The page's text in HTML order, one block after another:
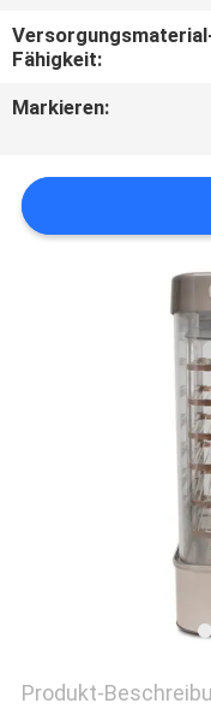
UNS
Fähigkeit:
Markieren:
Produkt-